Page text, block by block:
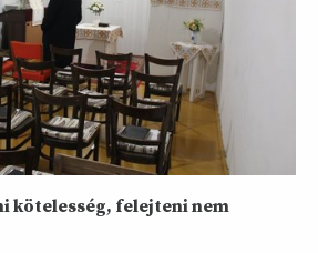
kötelesség, felejteni nem